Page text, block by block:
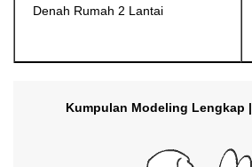
Denah Rumah 2 Lantai
Kumpulan Modeling Lengkap |